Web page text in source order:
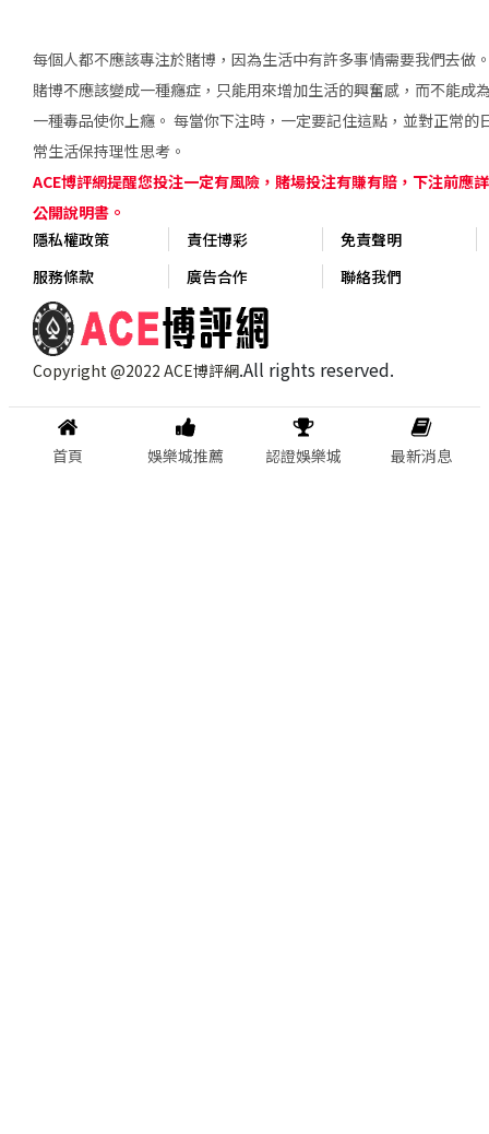
每個人都不應該專注於賭博，因為生活中有許多事情需要我們去做
賭博不應該變成一種癮症，只能用來增加生活的興奮感，而不能成
一種毒品使你上癮。 每當你下注時，一定要記住這點，並對正常的
常生活保持理性思考。
ACE博評網提醒您投注一定有風險，賭場投注有賺有賠，下注前應
公開說明書。
隱私權政策
責任博彩
免責聲明
服務條款
廣告合作 聯絡我們
Copyright @2022 ACE博評網.All rights reserved.
首頁 娛樂城推薦 認證娛樂城 最新消息